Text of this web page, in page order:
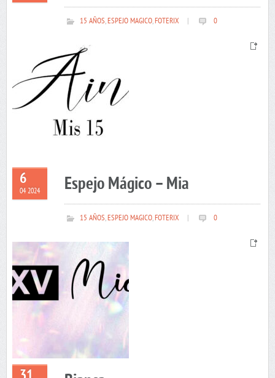
15 AÑOS,ESPEJO MAGICO,FOTERIX 0
6
04 2024 Espejo Mágico – Mia
15 AÑOS,ESPEJO MAGICO,FOTERIX 0